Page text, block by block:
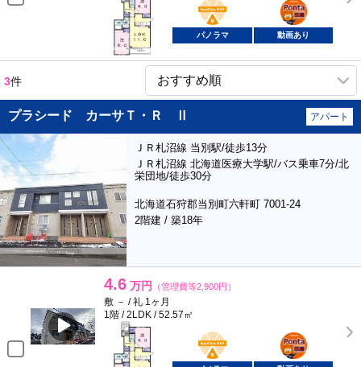
ポンタ
部屋
パノラマ 動画あり
3件
プラシード カーサＴ・Ｒ Ⅱ アパート
ＪＲ札沼線 当別駅/徒歩13分
ＪＲ札沼線 北海道医療大学駅/バス乗車7分/北
栄団地/徒歩30分
北海道石狩郡当別町六軒町 7001-24
2階建 / 築18年
4.6 万円 （管理費等2,900円）
敷 － / 礼 1ヶ月
1階 / 2LDK / 52.57㎡
BunChinPAY
ポンタ
部屋